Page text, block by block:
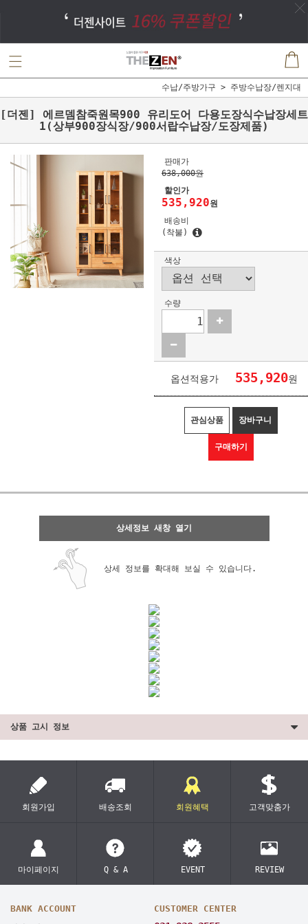
수납/주방가구 주방수납장/렌지대
[더젠] 에르뎀참죽원목900 유리도어 다용도장식수납장세트
1(상부900장식장/900서랍수납장/도장제품)
판매가
638,000원
할인가
535,920원
배송비
(착불)
색상
수량
옵션적용가 535,920원
관심상품 장바구니
구매하기
상세정보 새창 열기
상세 정보를 확대해 보실 수 있습니다.
상품 고시 정보
회원가입 배송조회 회원혜택 고객맞춤가
마이페이지 Q & A EVENT REVIEW
BANK ACCOUNT CUSTOMER CENTER